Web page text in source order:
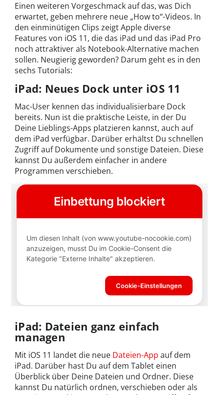
Einen weiteren Vorgeschmack auf das, was Dich
erwartet, geben mehrere neue „How to“-Videos. In
den einminütigen Clips zeigt Apple diverse
Features von iOS 11, die das iPad und das iPad Pro
noch attraktiver als Notebook-Alternative machen
sollen. Neugierig geworden? Darum geht es in den
sechs Tutorials:
iPad: Neues Dock unter iOS 11
Mac-User kennen das individualisierbare Dock
bereits. Nun ist die praktische Leiste, in der Du
Deine Lieblings-Apps platzieren kannst, auch auf
dem iPad verfügbar. Darüber erhältst Du schnellen
Zugriff auf Dokumente und sonstige Dateien. Diese
kannst Du außerdem einfacher in andere
Programmen verschieben.
iPad: Dateien ganz einfach
managen
Mit iOS 11 landet die neue Dateien-App auf dem
iPad. Darüber hast Du auf dem Tablet einen
Überblick über Deine Dateien und Ordner. Diese
kannst Du natürlich ordnen, verschieben oder als